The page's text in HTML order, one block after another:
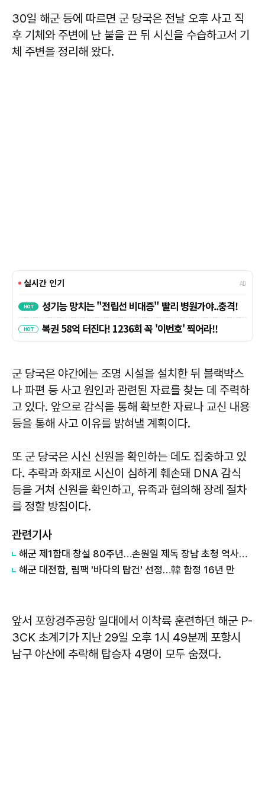
30일 해군 등에 따르면 군 당국은 전날 오후 사고 직
후 기체와 주변에 난 불을 끈 뒤 시신을 수습하고서 기
체 주변을 정리해 왔다.
군 당국은 야간에는 조명 시설을 설치한 뒤 블랙박스
나 파편 등 사고 원인과 관련된 자료를 찾는 데 주력하
고 있다. 앞으로 감식을 통해 확보한 자료나 교신 내용
등을 통해 사고 이유를 밝혀낼 계획이다.
또 군 당국은 시신 신원을 확인하는 데도 집중하고 있
다. 추락과 화재로 시신이 심하게 훼손돼 DNA 감식
등을 거쳐 신원을 확인하고, 유족과 협의해 장례 절차
를 정할 방침이다.
관련기사
해군 제1함대 창설 80주년…손원일 제독 장남 초청 역사강연으로 창군정신 되새겨
해군 대전함, 림팩 '바다의 탑건' 선정…韓 함정 16년 만
앞서 포항경주공항 일대에서 이착륙 훈련하던 해군 P-
3CK 초계기가 지난 29일 오후 1시 49분께 포항시
남구 야산에 추락해 탑승자 4명이 모두 숨졌다.